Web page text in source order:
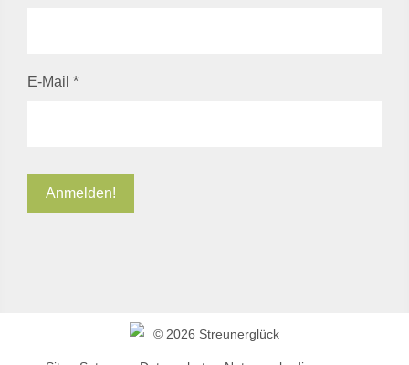
E-Mail *
© 2026 Streunerglück